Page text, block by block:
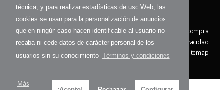
técnica, y para realizar estadísticas de uso Web, las
cookies se usan para la personalización de anuncios
que en ningún caso hacen identificable al usuario no
recaba ni cede datos de carácter personal de los
usuarios sin su conocimiento Términos y condiciones
Más
Contacto Aviso Legal
Condiciones de compra
Política de envíos
Política de devolución
Política de Privacidad
Política de Cookies
Sitemap